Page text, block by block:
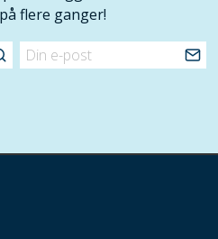
flere ganger!